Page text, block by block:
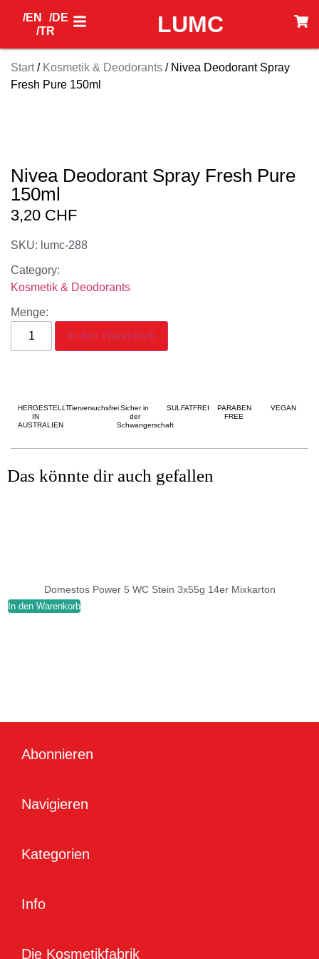
LUMC
/EN
/DE
/TR
Start/ Kosmetik & Deodorants / Nivea Deodorant Spray
Fresh Pure 150ml
Nivea Deodorant Spray Fresh Pure
150ml
3,20 CHF
SKU: lumc-288
Category:
Kosmetik & Deodorants
Menge:
In den Warenkorb
HERGESTELLT
IN
AUSTRALIEN
Tierversuchsfrei Sicher in
der
Schwangerschaft
SULFATFREI
PARABEN
FREE
VEGAN
Das könnte dir auch gefallen
Domestos Power 5 WC Stein 3x55g 14er Mixkarton
In den Warenkorb
Abonnieren
Navigieren
Kategorien
Info
Die Kosmetikfabrik